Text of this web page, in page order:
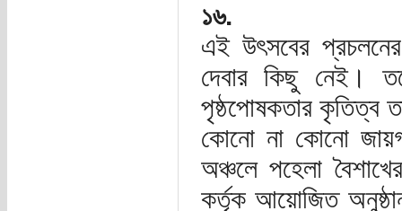
১৬.
এই উৎসবের
দেবার কিছু নেই।
পৃষ্ঠপোষকতার কৃতিত্ব
কোনো না কোনো
অঞ্চলে পহেলা
কর্তৃক আয়োজিত